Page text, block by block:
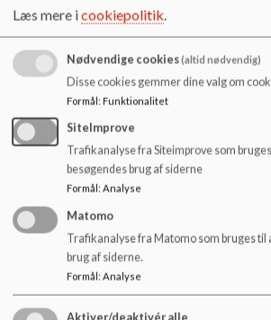
2026 01 13 Referat.pdf
2026 03 03 Referat.pdf
2026 04 21 Referat.pdf
2026 05 11 Referat.pdf
2026 06 09 Referat.pdf
Læs mere icookiepolitik.
Nødvendige cookies(altid nødvendig)
Disse cookies gemmer dine valg om
Formål: Funktionalitet
SiteImprove
Trafikanalyse fra Siteimprove som
besøgendes brug af siderne
Formål : Analyse
Matomo
Trafikanalyse fra Matomo som bruges til
brug af siderne.
Formål: Analyse